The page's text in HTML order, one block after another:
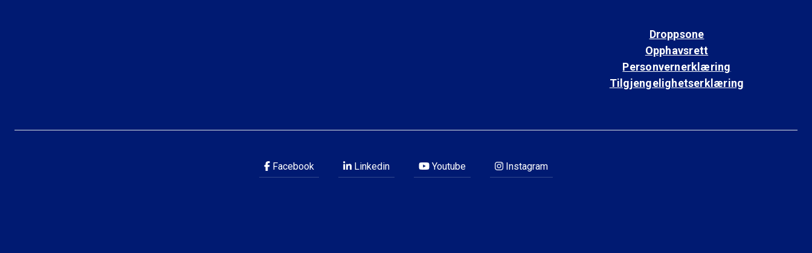
Droppsone
Opphavsrett
Personvernerklæring
Tilgjengelighetserklæring
Facebook Linkedin Youtube Instagram